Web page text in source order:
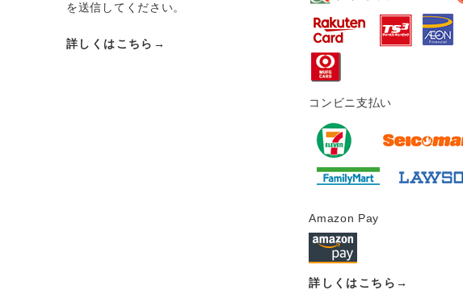
を送信してください。
詳しくはこちら→
コンビニ支払い
Amazon Pay
詳しくはこちら→